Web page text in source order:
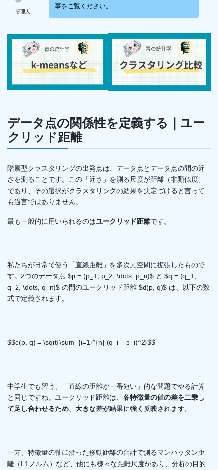
管理人
事をご覧ください。
データ点の関係性を定義する｜ユー
クリッド距離
階層型クラスタリングの出発点は、データ点とデータ点の間の近
さを測ることです。この「近さ」を測る尺度が距離（非類似度）
であり、その選択がクラスタリングの結果を決定づけると言って
も過言ではありません。
最も一般的に用いられるのはユークリッド距離です。
私たちが日常で使う「直線距離」を多次元空間に拡張したもので
す。2つのデータ点 $p = (p_1, p_2, \dots, p_n)$ と $q = (q_1,
q_2, \dots, q_n)$ の間のユークリッド距離 $d(p, q)$ は、以下の数
式で定義されます。
$$d(p, q) = \sqrt{\sum_{i=1}^{n} (q_i – p_i)^2}$$
中学生でも習う、「直線の距離が一番短い」的な問題でやる計算
と同じですね。ユークリッド距離は、 各特徴量の値の差を二乗し
て足し合わせるため、大きな差が結果に強く反映されます。
一方、特徴量の軸に沿った移動距離の合計で測るマンハッタン距
離（L1ノルム）など、他にも様々な距離尺度があり、分析の目的